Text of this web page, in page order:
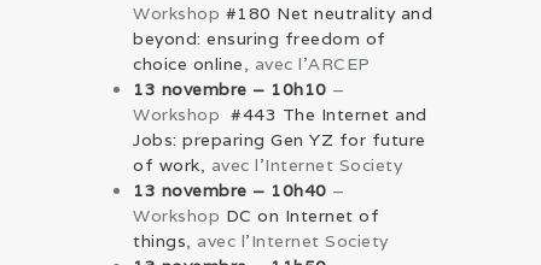
Workshop #180 Net neutrality and
beyond: ensuring freedom of
choice online, avec l’ARCEP
13 novembre – 10h10 –
Workshop #443 The Internet and
Jobs: preparing Gen YZ for future
of work, avec l’Internet Society
13 novembre – 10h40 –
Workshop DC on Internet of
things, avec l’Internet Society